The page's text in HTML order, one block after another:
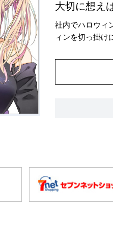
大切に想え
社内でハロウィ
ィンを切っ掛